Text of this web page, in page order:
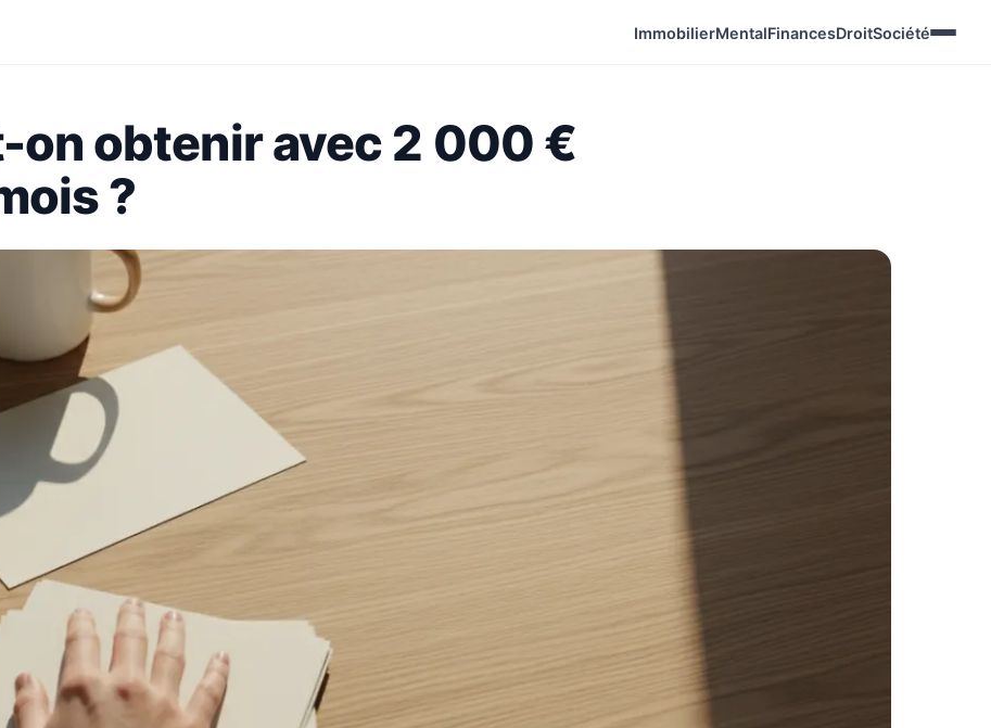
ImmobilierMentalFinancesDroitSociété
on obtenir avec 2 000 €
?